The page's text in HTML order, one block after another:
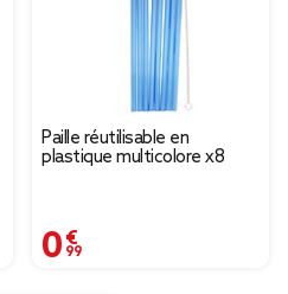
Paille réutilisable en
plastique multicolore x8
0,99 €